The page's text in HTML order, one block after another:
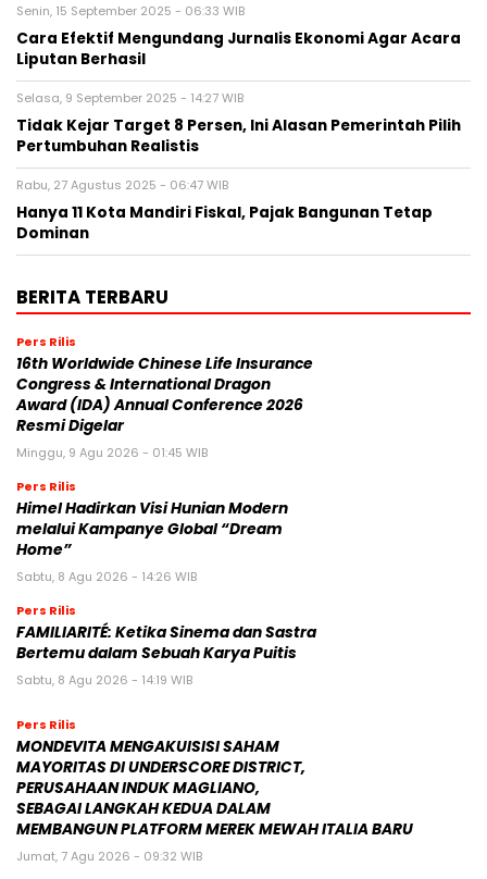
Senin, 15 September 2025 - 06:33 WIB
Cara Efektif Mengundang Jurnalis Ekonomi Agar Acara
Liputan Berhasil
Selasa, 9 September 2025 - 14:27 WIB
Tidak Kejar Target 8 Persen, Ini Alasan Pemerintah Pilih
Pertumbuhan Realistis
Rabu, 27 Agustus 2025 - 06:47 WIB
Hanya 11 Kota Mandiri Fiskal, Pajak Bangunan Tetap
Dominan
BERITA TERBARU
Pers Rilis
16th Worldwide Chinese Life Insurance
Congress & International Dragon
Award (IDA) Annual Conference 2026
Resmi Digelar
Minggu, 9 Agu 2026 - 01:45 WIB
Pers Rilis
Himel Hadirkan Visi Hunian Modern
melalui Kampanye Global “Dream
Home”
Sabtu, 8 Agu 2026 - 14:26 WIB
Pers Rilis
FAMILIARITÉ: Ketika Sinema dan Sastra
Bertemu dalam Sebuah Karya Puitis
Sabtu, 8 Agu 2026 - 14:19 WIB
Pers Rilis
MONDEVITA MENGAKUISISI SAHAM
MAYORITAS DI UNDERSCORE DISTRICT,
PERUSAHAAN INDUK MAGLIANO,
SEBAGAI LANGKAH KEDUA DALAM
MEMBANGUN PLATFORM MEREK MEWAH ITALIA BARU
Jumat, 7 Agu 2026 - 09:32 WIB